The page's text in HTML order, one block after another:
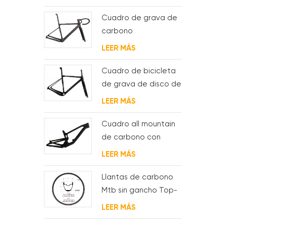
bsa
Cuadro de grava de
carbono
Enrutamiento de
cable interno
completo
LEER MÁS
Cuadro de bicicleta
de grava de disco de
ciclocross de
carbono para bb t47
LEER MÁS
Cuadro all mountain
de carbono con
suspensión total 29er
LEER MÁS
Llantas de carbono
Mtb sin gancho Top-
Fire 27.5er 29er 27 mm
de ancho 25 mm de
LEER MÁS